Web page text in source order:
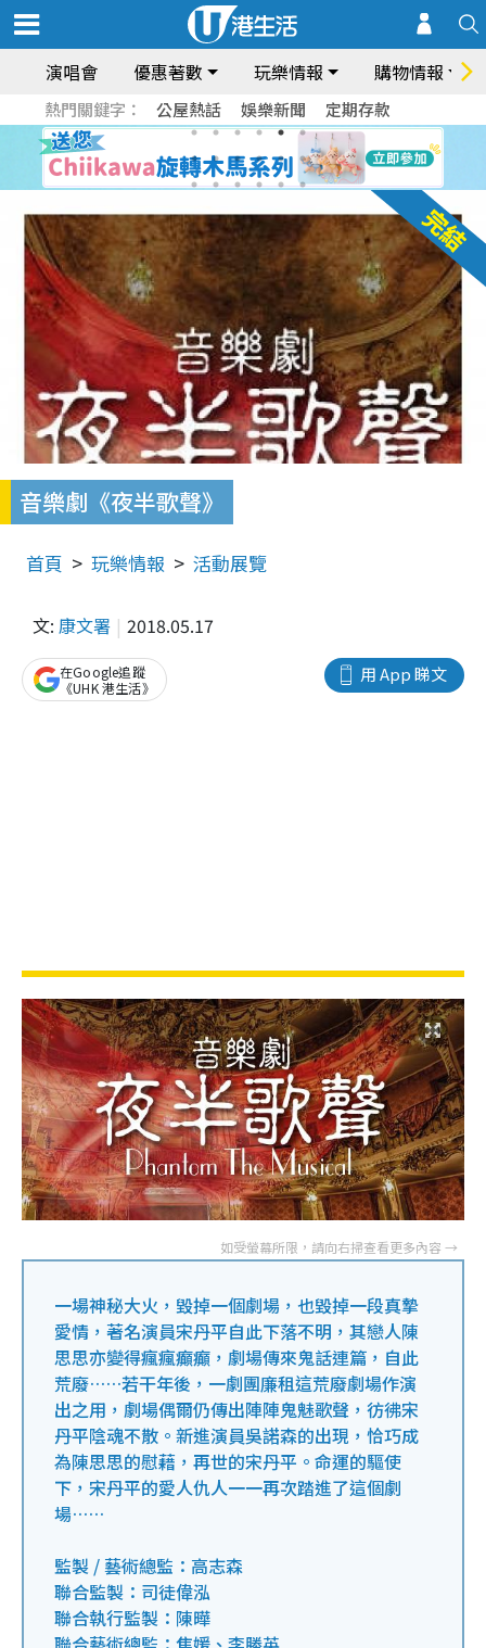
演唱會 優惠著數 玩樂情報 購物情報
熱門關鍵字： 公屋熱話 娛樂新聞 定期存款
音樂劇《夜半歌聲》
首頁 玩樂情報 活動展覽
文: 康文署 2018.05.17
用 App 睇文
在Google追蹤
《UHK 港生活》
一場神秘大火，毀掉一個劇場，也毀掉一段真摯
愛情，著名演員宋丹平自此下落不明，其戀人陳
思思亦變得瘋瘋癲癲，劇場傳來鬼話連篇，自此
荒廢……若干年後，一劇團廉租這荒廢劇場作演
出之用，劇場偶爾仍傳出陣陣鬼魅歌聲，彷彿宋
丹平陰魂不散。新進演員吳諾森的出現，恰巧成
為陳思思的慰藉，再世的宋丹平。命運的驅使
下，宋丹平的愛人仇人一一再次踏進了這個劇
場……
監製 / 藝術總監：高志森
聯合監製：司徒偉泓
聯合執行監製：陳曄